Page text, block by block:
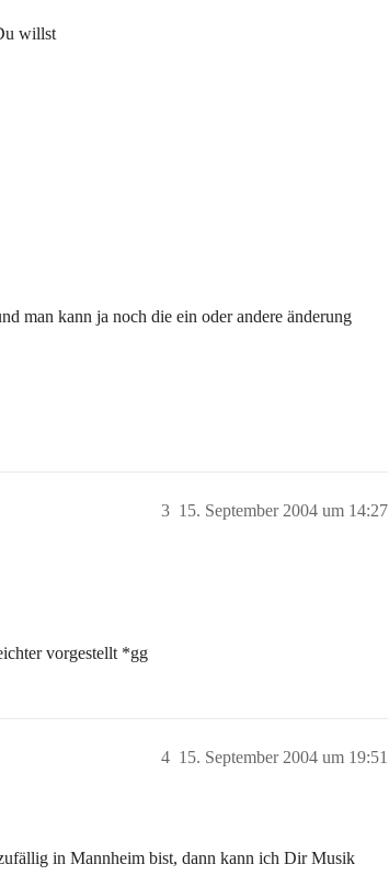
willst
man kann ja noch die ein oder andere änderung
15. September 2004 um 14:27
3
vorgestellt *gg
15. September 2004 um 19:51
4
in Mannheim bist, dann kann ich Dir Musik